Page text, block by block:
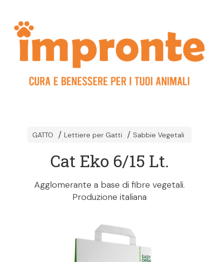
GATTO Lettiere per Gatti Sabbie Vegetali
Cat Eko 6/15 Lt.
Agglomerante a base di fibre vegetali.
Produzione italiana